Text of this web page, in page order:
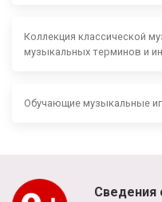
Коллекция классической
музыкальных терминов и
Обучающие музыкальные
Сведения